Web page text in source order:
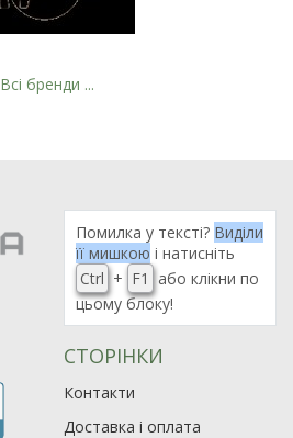
Всі бренди ...
Помилка у тексті? Виділи
її мишкою і натисніть
Ctrl + F1
або клікни по
цьому блоку!
СТОРІНКИ
Контакти
Доставка і оплата